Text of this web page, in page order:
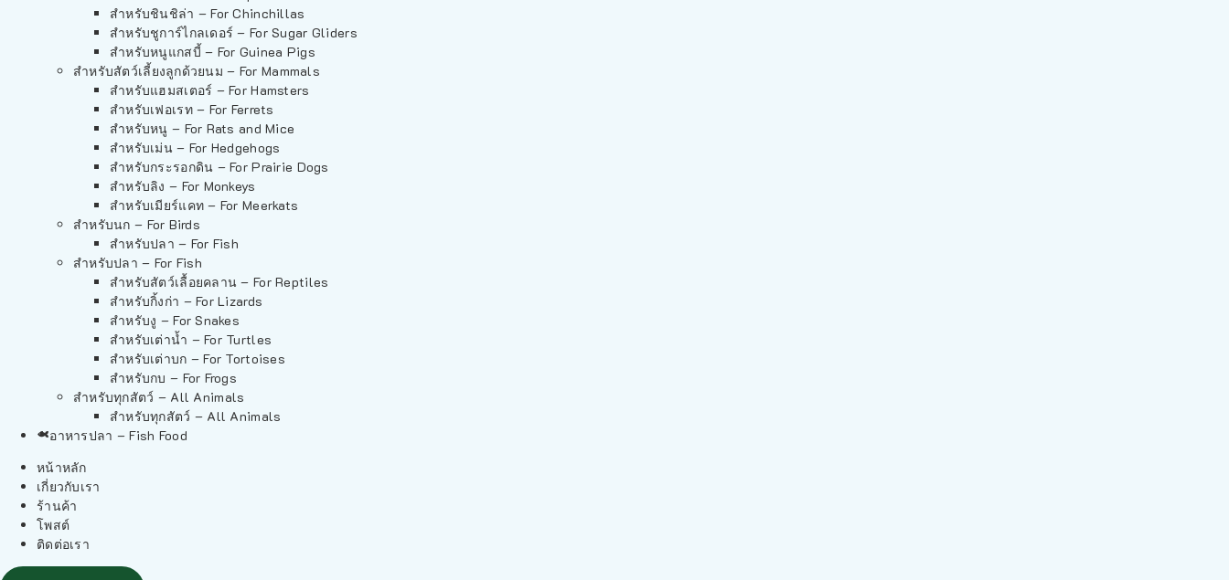
สำหรับชินชิล่า – For Chinchillas
สำหรับชูการ์ไกลเดอร์ – For Sugar Gliders
สำหรับหนูแกสบี้ – For Guinea Pigs
สำหรับสัตว์เลี้ยงลูกด้วยนม – For Mammals
สำหรับแฮมสเตอร์ – For Hamsters
สำหรับเฟอเรท – For Ferrets
สำหรับหนู – For Rats and Mice
สำหรับเม่น – For Hedgehogs
สำหรับกระรอกดิน – For Prairie Dogs
สำหรับลิง – For Monkeys
สำหรับเมียร์แคท – For Meerkats
สำหรับนก – For Birds
สำหรับปลา – For Fish
สำหรับปลา – For Fish
สำหรับสัตว์เลื้อยคลาน – For Reptiles
สำหรับกิ้งก่า – For Lizards
สำหรับงู – For Snakes
สำหรับเต่าน้ำ – For Turtles
สำหรับเต่าบก – For Tortoises
สำหรับกบ – For Frogs
สำหรับทุกสัตว์ – All Animals
สำหรับทุกสัตว์ – All Animals
อาหารปลา – Fish Food
หน้าหลัก
เกี่ยวกับเรา
ร้านค้า
โพสต์
ติดต่อเรา